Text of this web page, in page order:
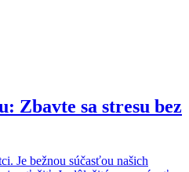
Zbavte sa stresu bez
Je bežnou súčasťou našich